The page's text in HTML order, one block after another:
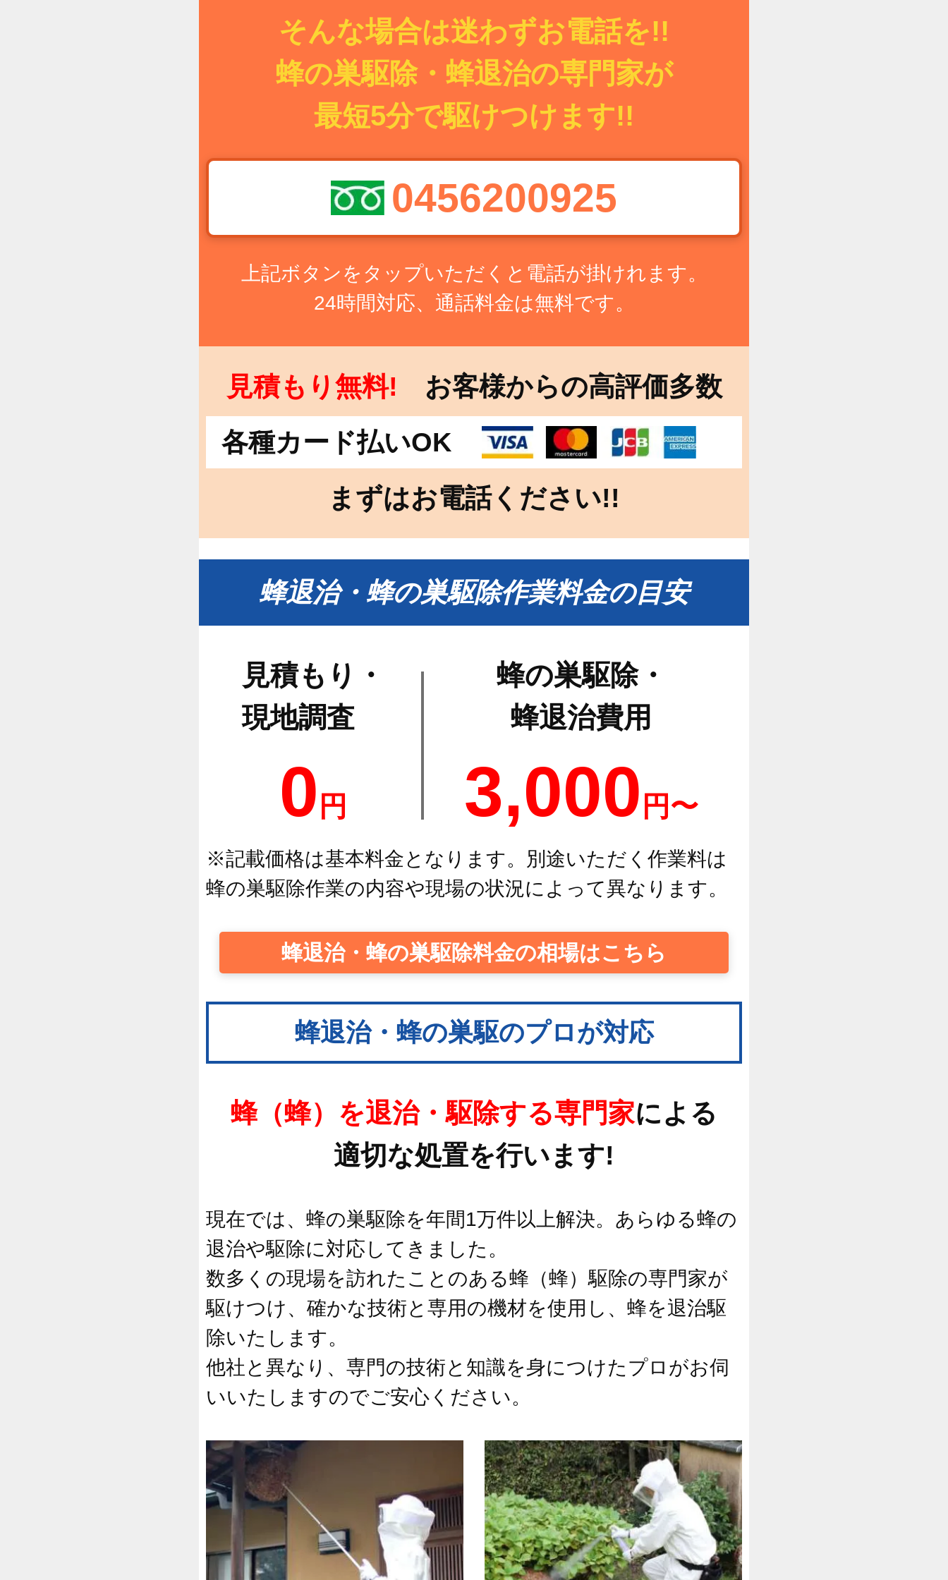
そんな場合は迷わずお電話を!!
蜂の巣駆除・蜂退治の専門家が
最短5分で駆けつけます!!
0456200925
上記ボタンをタップいただくと電話が掛けれます。
24時間対応、通話料金は無料です。
見積もり無料! お客様からの高評価多数
各種カード払いOK
まずはお電話ください!!
蜂退治・蜂の巣駆除作業料金の目安
見積もり・
現地調査
0 円
蜂の巣駆除・
蜂退治費用
3,000 円〜
※記載価格は基本料金となります。別途いただく作業料は
蜂の巣駆除作業の内容や現場の状況によって異なります。
蜂退治・蜂の巣駆除料金の相場はこちら
蜂退治・蜂の巣駆のプロが対応
蜂（蜂）を退治・駆除する専門家による
適切な処置を行います!
現在では、蜂の巣駆除を年間1万件以上解決。あらゆる蜂の
退治や駆除に対応してきました。
数多くの現場を訪れたことのある蜂（蜂）駆除の専門家が
駆けつけ、確かな技術と専用の機材を使用し、蜂を退治駆
除いたします。
他社と異なり、専門の技術と知識を身につけたプロがお伺
いいたしますのでご安心ください。